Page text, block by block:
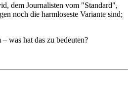
dem Journalisten vom "Standard",
noch die harmloseste Variante sind;
was hat das zu bedeuten?